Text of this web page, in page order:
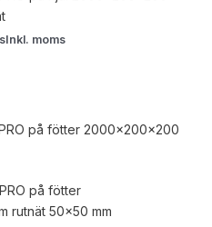
Inkl. moms
på fötter
rutnät 50×50 mm